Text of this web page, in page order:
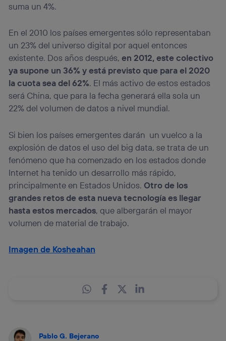
suma un 4%.
En el 2010 los países emergentes sólo representaban
un 23% del universo digital por aquel entonces
existente. Dos años después,en 2012, este colectivo
ya supone un 36% y está previsto que para el 2020
la cuota sea del 62%. El más activo de estos estados
será China, que para la fecha generará ella sola un
22% del volumen de datos a nivel mundial.
Si bien los países emergentes darán un vuelco a la
explosión de datos el uso del big data, se trata de un
fenómeno que ha comenzado en los estados donde
Internet ha tenido un desarrollo más rápido,
principalmente en Estados Unidos. Otro de los
grandes retos de esta nueva tecnología es llegar
hasta estos mercados, que albergarán el mayor
volumen de material de trabajo.
Imagen de Kosheahan
Pablo G. Bejerano